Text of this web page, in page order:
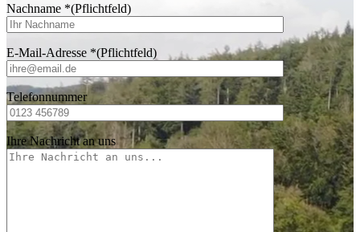
Nachname *(Pflichtfeld)
E-Mail-Adresse *(Pflichtfeld)
Telefonnummer
Ihre Nachricht an uns